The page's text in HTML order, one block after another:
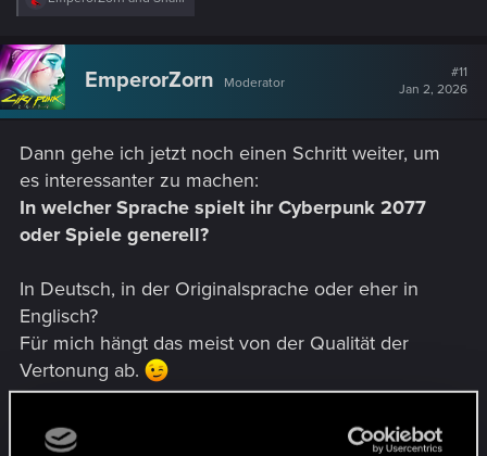
c
t
i
o
n
:
EmperorZorn Moderator
#11
Jan 2, 2026
Dann gehe ich jetzt noch einen Schritt weiter, um
es interessanter zu machen:
In welcher Sprache spielt ihr Cyberpunk 2077
oder Spiele generell?
In Deutsch, in der Originalsprache oder eher in
Englisch?
Für mich hängt das meist von der Qualität der
Vertonung ab.
R
e
Shafir